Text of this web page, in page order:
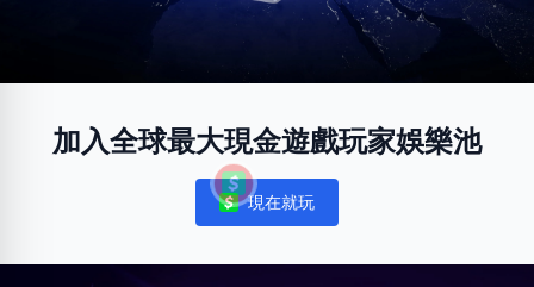
加入全球最大現金遊戲玩家娛樂池
Notifications
現在就玩